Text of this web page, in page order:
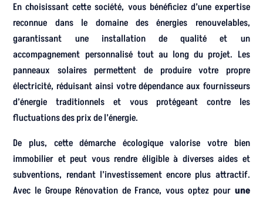
En choisissant cette société, vous bénéficiez d’une expertise
reconnue dans le domaine des énergies renouvelables,
garantissant une installation de qualité et un
accompagnement personnalisé tout au long du projet. Les
panneaux solaires permettent de produire votre propre
électricité, réduisant ainsi votre dépendance aux fournisseurs
d’énergie traditionnels et vous protégeant contre les
fluctuations des prix de l’énergie.
De plus, cette démarche écologique valorise votre bien
immobilier et peut vous rendre éligible à diverses aides et
subventions, rendant l’investissement encore plus attractif.
Avec le Groupe Rénovation de France, vous optez pour une